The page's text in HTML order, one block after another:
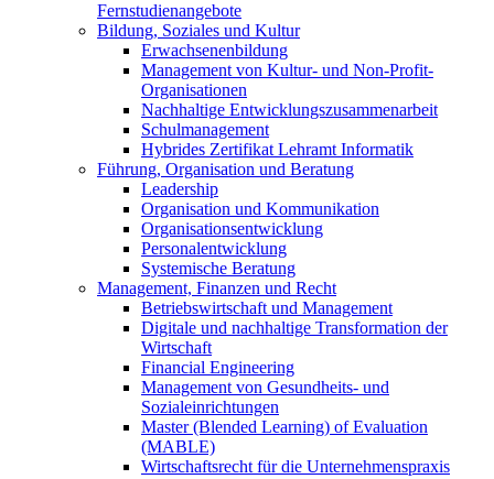
Fernstudienangebote
Bildung, Soziales und Kultur
Erwachsenenbildung
Management von Kultur- und Non-Profit-
Organisationen
Nachhaltige Entwicklungszusammenarbeit
Schulmanagement
Hybrides Zertifikat Lehramt Informatik
Führung, Organisation und Beratung
Leadership
Organisation und Kommunikation
Organisationsentwicklung
Personalentwicklung
Systemische Beratung
Management, Finanzen und Recht
Betriebswirtschaft und Management
Digitale und nachhaltige Transformation der
Wirtschaft
Financial Engineering
Management von Gesundheits- und
Sozialeinrichtungen
Master (Blended Learning) of Evaluation
(MABLE)
Wirtschaftsrecht für die Unternehmenspraxis